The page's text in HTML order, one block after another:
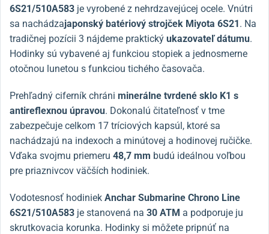
6S21/510A583 je vyrobené z nehrdzavejúcej ocele. Vnútri
sa nachádzajaponský batériový strojček Miyota 6S21. Na
tradičnej pozícii 3 nájdeme praktický ukazovateľ dátumu.
Hodinky sú vybavené aj funkciou stopiek a jednosmerne
otočnou lunetou s funkciou tichého časovača.
Prehľadný ciferník chráni minerálne tvrdené sklo K1 s
antireflexnou úpravou. Dokonalú čitateľnosť v tme
zabezpečuje celkom 17 tríciových kapsúl, ktoré sa
nachádzajú na indexoch a minútovej a hodinovej ručičke.
Vďaka svojmu priemeru 48,7 mm budú ideálnou voľbou
pre priaznivcov väčších hodiniek.
Vodotesnosť hodiniek Anchar Submarine Chrono Line
6S21/510A583 je stanovená na 30 ATM a podporuje ju
skrutkovacia korunka. Hodinky si môžete pripnúť na